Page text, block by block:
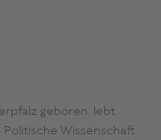
geboren, lebt
Wissenschaft